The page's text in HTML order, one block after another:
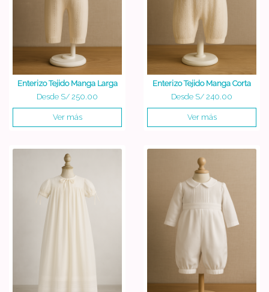
Enterizo Tejido Manga Larga
Desde S/ 250.00
Ver más
Enterizo Tejido Manga Corta
Desde S/ 240.00
Ver más